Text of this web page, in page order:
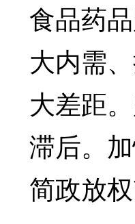
食品药
大内需
大差距
滞后。
简政放